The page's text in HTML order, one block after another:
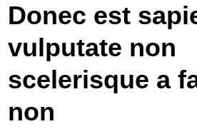
Donec est
vulputate non
scelerisque a
non